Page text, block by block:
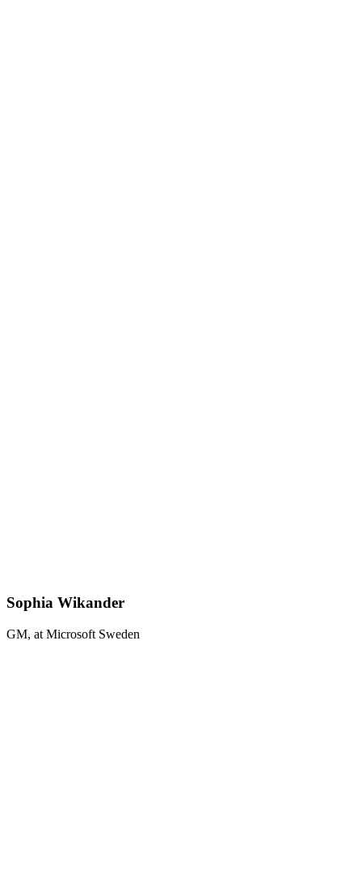
Sophia Wikander
GM, at Microsoft Sweden